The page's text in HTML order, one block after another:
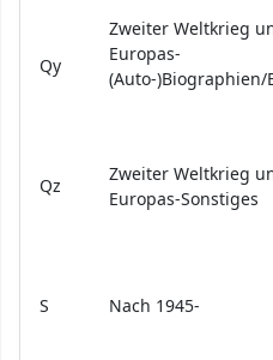
Qy
Zweiter Weltkrieg
Europas-
(Auto-
Qz
Zweiter Weltkrieg
Europas-Sonstiges
S Nach 1945-